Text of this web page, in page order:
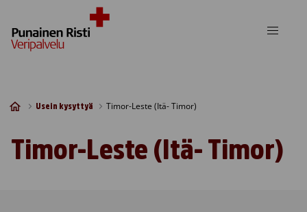
Usein kysyttyä Timor-Leste (Itä- Timor)
Timor-Leste (Itä- Timor)